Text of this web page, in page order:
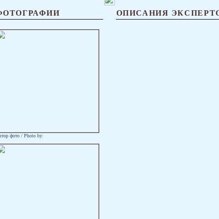
фото / Photo by:
ОПИСАНИЯ